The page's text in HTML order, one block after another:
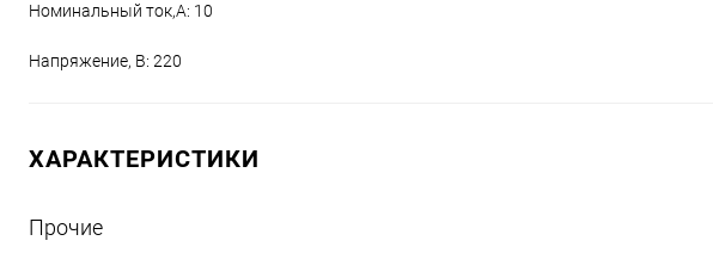
Номинальный ток,А: 10
Напряжение, В: 220
ХАРАКТЕРИСТИКИ
Прочие